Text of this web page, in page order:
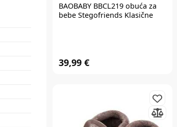
BAOBABY BBCL219 obuća za
bebe Stegofriends Klasične
39,99 €